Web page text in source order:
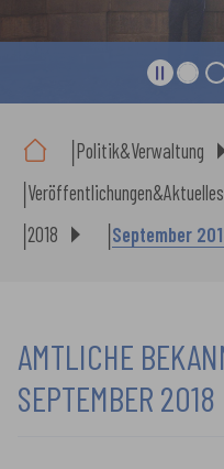
Politik&Verwaltung
Veröffentlichungen&Aktuelles
2018
September
AMTLICHE
SEPTEMBER 2018